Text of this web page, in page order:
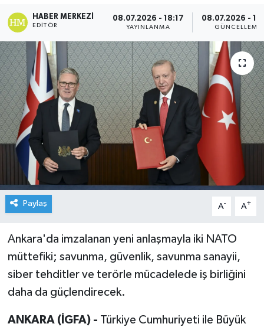
HABER MERKEZI
EDITÖR
08.07.2026 - 18:17
YAYINLANMA
08.07.2026 -
GÜNCELLEME
Paylaş A- A+
Ankara'da imzalanan yeni anlaşmayla iki NATO
müttefiki; savunma, güvenlik, savunma sanayii,
siber tehditler ve terörle mücadelede iş birliğini
daha da güçlendirecek.
ANKARA (İGFA) - Türkiye Cumhuriyeti ile Büyük